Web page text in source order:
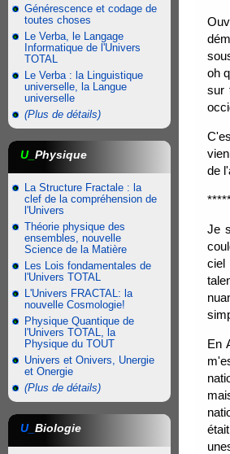
Générescence et codage de
toutes choses
Le Verba, le Langage
Informatique de l'Univers
TOTAL
Le Verba : la Linguistique
universelle, la Langue
universelle
(Plus de détails)
U_ Physique
La Structure Fractale : la
clef de la compréhension de
l'Univers
Théorie physique des
ensembles, nouvelle
Science de la Matière
Les Lois fondamentales de
l'Univers TOTAL
L'Univers FRACTAL: la
nouvelle Cosmologie!
Physique Quantique de
l'Univers TOTAL, la
Physique du TOUT
Univers et Onivers, Unergie
et Onergie
(Plus de détails)
U_ Biologie
oh
sur
de
Je
ciel
En